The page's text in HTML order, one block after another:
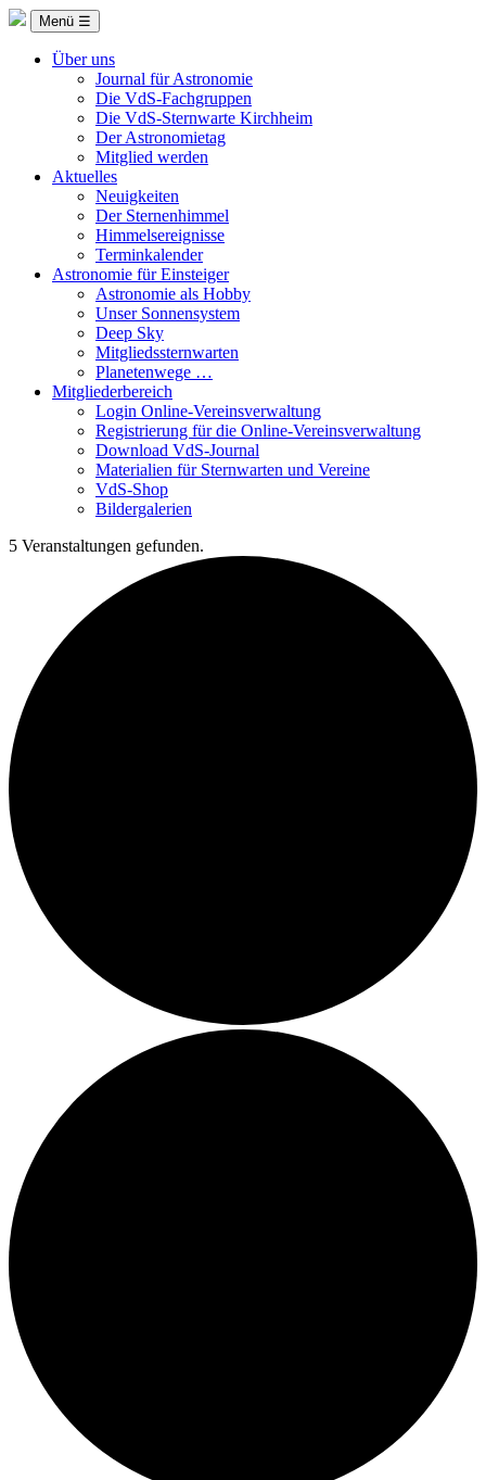
Menü ☰
Über uns
Journal für Astronomie
Die VdS-Fachgruppen
Die VdS-Sternwarte Kirchheim
Der Astronomietag
Mitglied werden
Aktuelles
Neuigkeiten
Der Sternenhimmel
Himmelsereignisse
Terminkalender
Astronomie für Einsteiger
Astronomie als Hobby
Unser Sonnensystem
Deep Sky
Mitgliedssternwarten
Planetenwege …
Mitgliederbereich
Login Online-Vereinsverwaltung
Registrierung für die Online-Vereinsverwaltung
Download VdS-Journal
Materialien für Sternwarten und Vereine
VdS-Shop
Bildergalerien
5 Veranstaltungen gefunden.